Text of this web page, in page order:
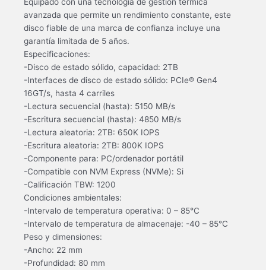
avanzada que permite un rendimiento constante, este
disco fiable de una marca de confianza incluye una
garantía limitada de 5 años.
Especificaciones:
-Disco de estado sólido, capacidad: 2TB
-Interfaces de disco de estado sólido: PCIe® Gen4
16GT/s, hasta 4 carriles
-Lectura secuencial (hasta): 5150 MB/s
-Escritura secuencial (hasta): 4850 MB/s
-Lectura aleatoria: 2TB: 650K IOPS
-Escritura aleatoria: 2TB: 800K IOPS
-Componente para: PC/ordenador portátil
-Compatible con NVM Express (NVMe): Si
-Calificación TBW: 1200
Condiciones ambientales:
-Intervalo de temperatura operativa: 0 – 85°C
-Intervalo de temperatura de almacenaje: -40 – 85°C
Peso y dimensiones:
-Ancho: 22 mm
-Profundidad: 80 mm